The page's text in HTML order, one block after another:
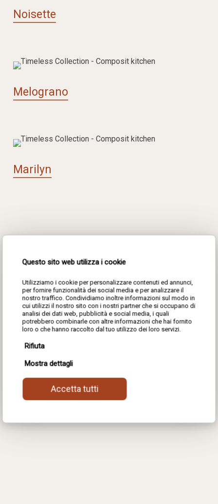
Questo sito web utilizza i cookie
Utilizziamo i cookie per personalizzare contenuti ed annunci,
per fornire funzionalità dei social media e per analizzare il
nostro traffico. Condividiamo inoltre informazioni sul modo in
cui utilizzi il nostro sito con i nostri partner che si occupano di
analisi dei dati web, pubblicità e social media, i quali
potrebbero combinarle con altre informazioni che hai fornito
loro o che hanno raccolto dal tuo utilizzo dei loro servizi.
Rifiuta
Mostra dettagli
Accetta tutti
Noisette
Melograno
Marilyn
Download the new kitchen
catalog dedicated to the
Timeless collection and
discover the timeless design
of the Blend, Linea Luxe,
Celine, Noisette, Melograno,
and Marilyn collections.